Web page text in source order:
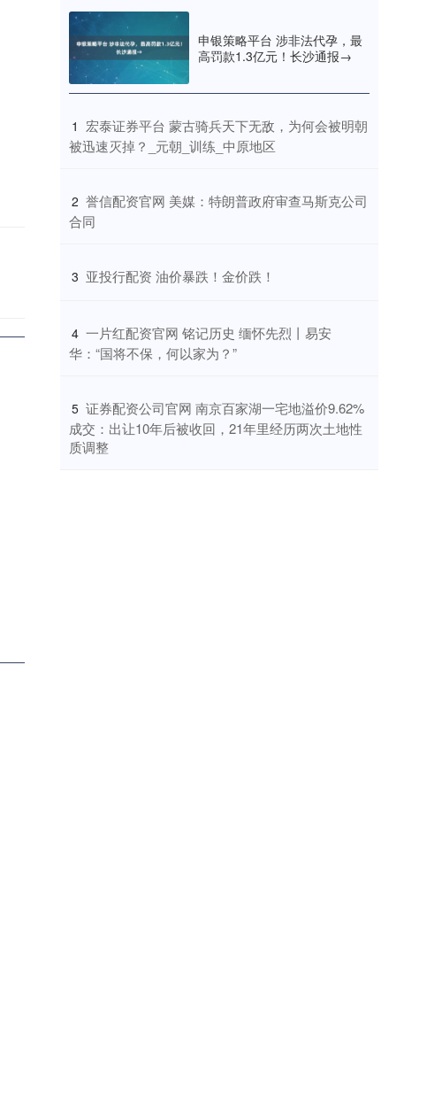
申银策略平台 涉非法代孕，最
高罚款1.3亿元！长沙通报→
1 ​宏泰证券平台 蒙古骑兵天下无敌，为何会被明朝
被迅速灭掉？_元朝_训练_中原地区
2 ​誉信配资官网 美媒：特朗普政府审查马斯克公司
合同
3 ​亚投行配资 油价暴跌！金价跌！
4 ​一片红配资官网 铭记历史 缅怀先烈丨易安
华：“国将不保，何以家为？”
5 ​证券配资公司官网 南京百家湖一宅地溢价9.62%
成交：出让10年后被收回，21年里经历两次土地性
质调整